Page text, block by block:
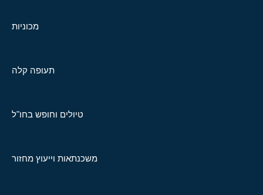
מכוניות
תעופה קלה
טיולים וחופש בחו"ל
משכנתאות וייעוץ מחזור